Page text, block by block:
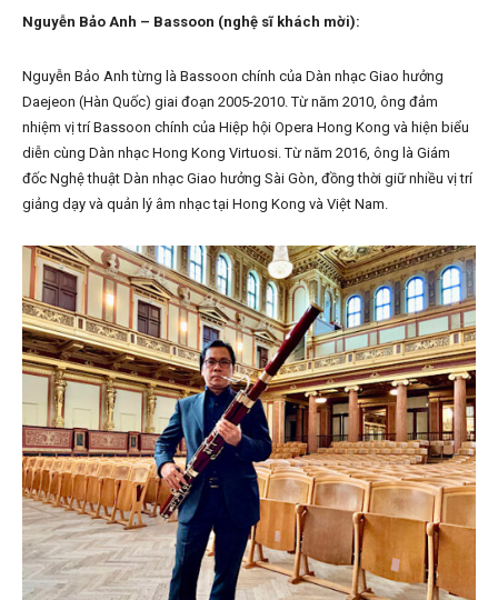
Nguyễn Bảo Anh – Bassoon (nghệ sĩ khách mời):
Nguyễn Bảo Anh từng là Bassoon chính của Dàn nhạc Giao hưởng
Daejeon (Hàn Quốc) giai đoạn 2005-2010. Từ năm 2010, ông đảm
nhiệm vị trí Bassoon chính của Hiệp hội Opera Hong Kong và hiện biểu
diễn cùng Dàn nhạc Hong Kong Virtuosi. Từ năm 2016, ông là Giám
đốc Nghệ thuật Dàn nhạc Giao hưởng Sài Gòn, đồng thời giữ nhiều vị trí
giảng dạy và quản lý âm nhạc tại Hong Kong và Việt Nam.